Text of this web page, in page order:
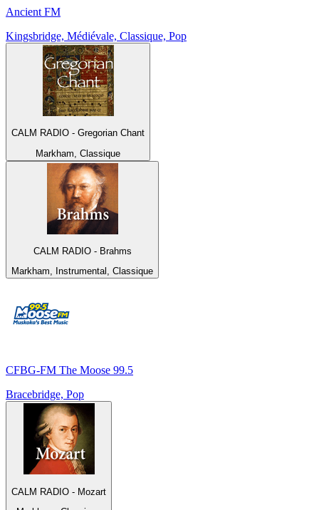
Ancient FM
Kingsbridge, Médiévale, Classique, Pop
CALM RADIO - Gregorian Chant
Markham, Classique
CALM RADIO - Brahms
Markham, Instrumental, Classique
CFBG-FM The Moose 99.5
Bracebridge, Pop
CALM RADIO - Mozart